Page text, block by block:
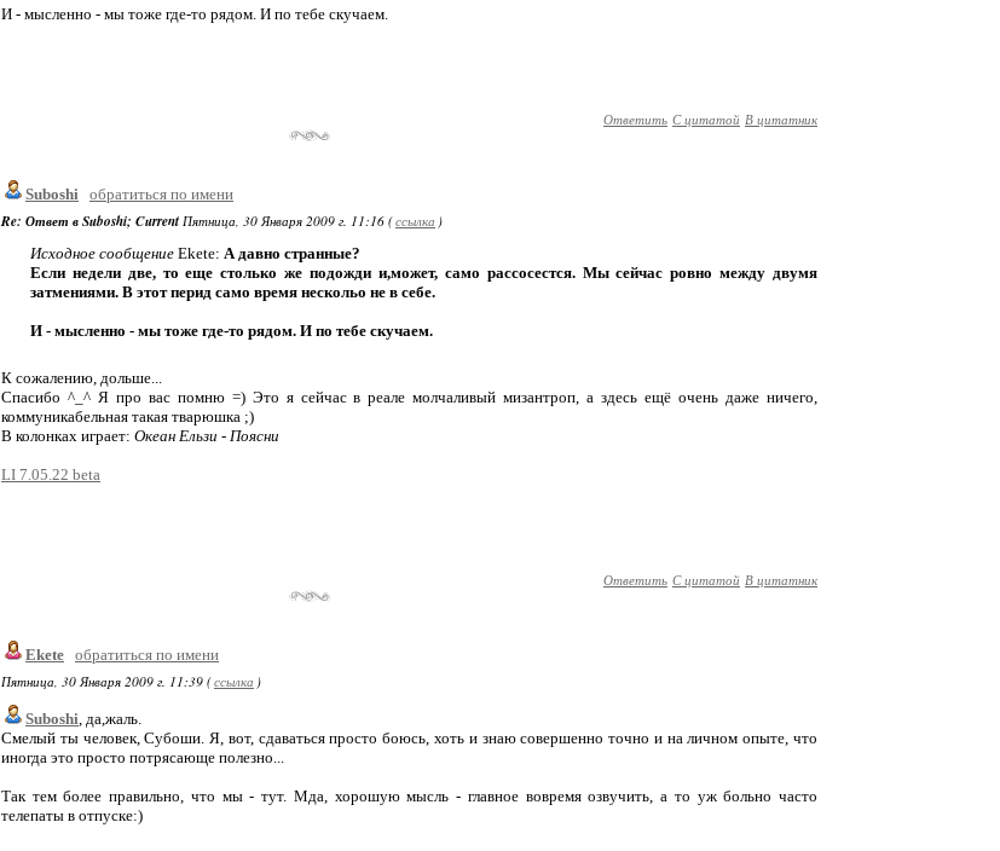
И - мысленно - мы тоже где-то рядом. И по тебе скучаем.
Ответить С цитатой В цитатник
Suboshi обратиться по имени
Re: Ответ в Suboshi; Current Пятница, 30 Января 2009 г. 11:16 (ссылка )
Исходное сообщение Ekete: А давно странные?
Если недели две, то еще столько же подожди и,может, само рассосестся. Мы сейчас ровно между двумя
затмениями. В этот перид само время нескольо не в себе.
И - мысленно - мы тоже где-то рядом. И по тебе скучаем.
К сожалению, дольше...
Спасибо ^_^ Я про вас помню =) Это я сейчас в реале молчаливый мизантроп, а здесь ещё очень даже ничего,
коммуникабельная такая тварюшка ;)
В колонках играет: Океан Ельзи - Поясни
LI 7.05.22 beta
Ответить С цитатой В цитатник
Ekete обратиться по имени
Пятница, 30 Января 2009 г. 11:39 (ссылка )
Suboshi, да,жаль.
Смелый ты человек, Субоши. Я, вот, сдаваться просто боюсь, хоть и знаю совершенно точно и на личном опыте, что
иногда это просто потрясающе полезно...
Так тем более правильно, что мы - тут. Мда, хорошую мысль - главное вовремя озвучить, а то уж больно часто
телепаты в отпуске:)